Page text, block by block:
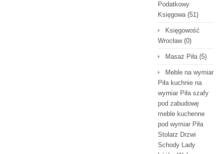
Podatkowy
Księgowa(51)
Księgowość
Wrocław(0)
Masaż Piła(5)
Meble na wymiar
Piła kuchnie na
wymiar Piła szafy
pod zabudowę
meble kuchenne
pod wymiar Piła
Stolarz Drzwi
Schody Lady